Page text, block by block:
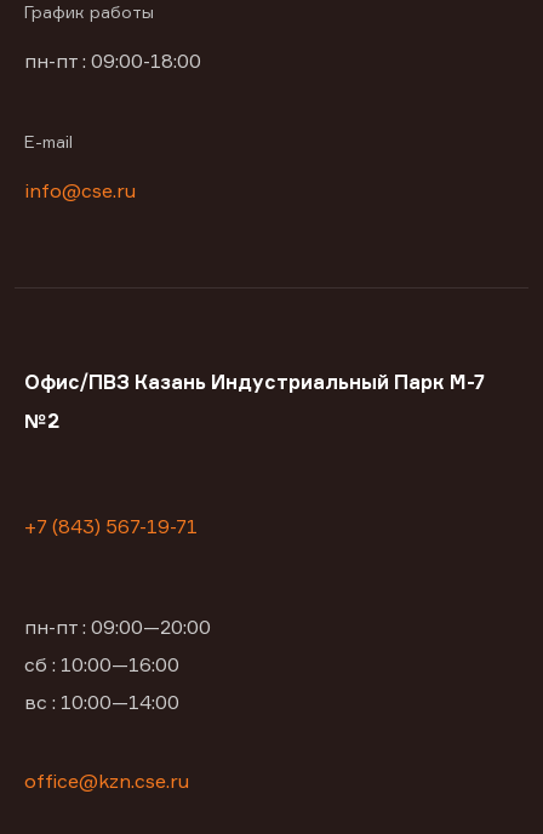
График работы
пн-пт : 09:00-18:00
E-mail
info@cse.ru
Офис/ПВЗ Казань Индустриальный Парк М-7
№2
+7 (843) 567-19-71
пн-пт : 09:00—20:00
сб : 10:00—16:00
вс : 10:00—14:00
office@kzn.cse.ru